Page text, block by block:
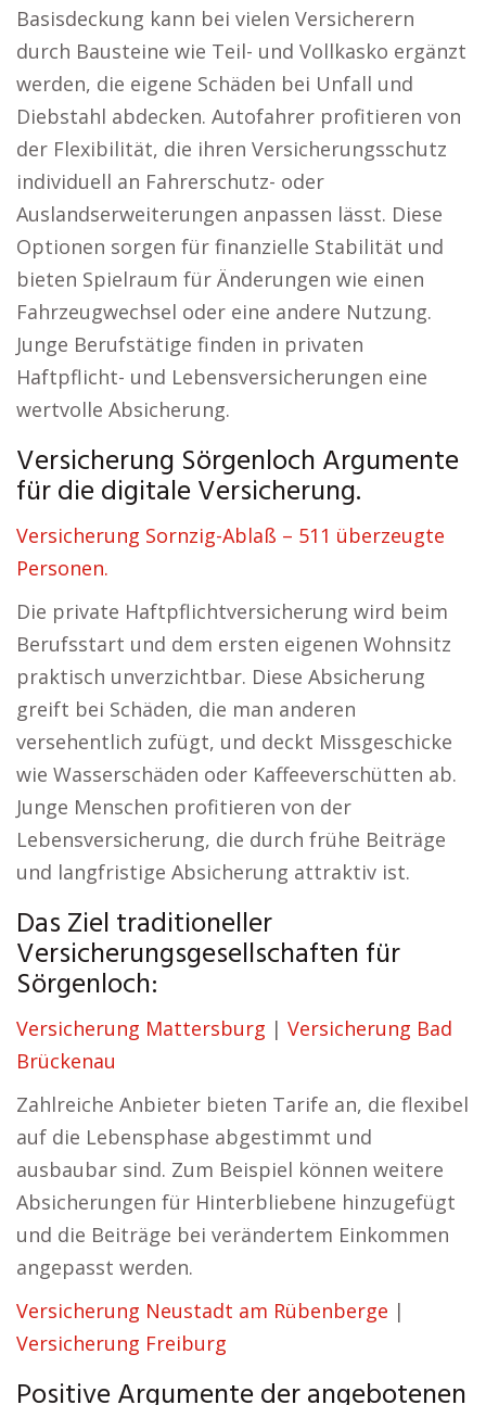
Basisdeckung kann bei vielen Versicherern
durch Bausteine wie Teil- und Vollkasko ergänzt
werden, die eigene Schäden bei Unfall und
Diebstahl abdecken. Autofahrer profitieren von
der Flexibilität, die ihren Versicherungsschutz
individuell an Fahrerschutz- oder
Auslandserweiterungen anpassen lässt. Diese
Optionen sorgen für finanzielle Stabilität und
bieten Spielraum für Änderungen wie einen
Fahrzeugwechsel oder eine andere Nutzung.
Junge Berufstätige finden in privaten
Haftpflicht- und Lebensversicherungen eine
wertvolle Absicherung.
Versicherung Sörgenloch Argumente
für die digitale Versicherung.
Versicherung Sornzig-Ablaß – 511 überzeugte
Personen.
Die private Haftpflichtversicherung wird beim
Berufsstart und dem ersten eigenen Wohnsitz
praktisch unverzichtbar. Diese Absicherung
greift bei Schäden, die man anderen
versehentlich zufügt, und deckt Missgeschicke
wie Wasserschäden oder Kaffeeverschütten ab.
Junge Menschen profitieren von der
Lebensversicherung, die durch frühe Beiträge
und langfristige Absicherung attraktiv ist.
Das Ziel traditioneller
Versicherungsgesellschaften für
Sörgenloch:
Versicherung Mattersburg | Versicherung Bad
Brückenau
Zahlreiche Anbieter bieten Tarife an, die flexibel
auf die Lebensphase abgestimmt und
ausbaubar sind. Zum Beispiel können weitere
Absicherungen für Hinterbliebene hinzugefügt
und die Beiträge bei verändertem Einkommen
angepasst werden.
Versicherung Neustadt am Rübenberge |
Versicherung Freiburg
Positive Argumente der angebotenen